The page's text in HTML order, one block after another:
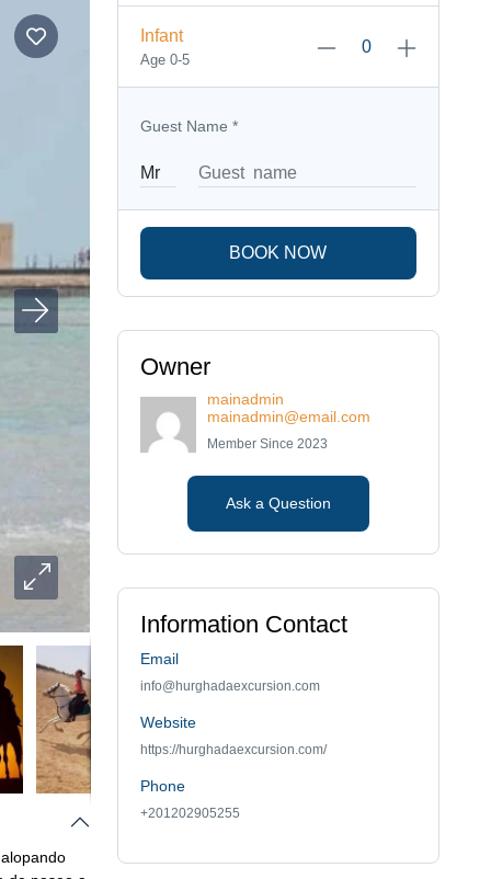
Infant
Age 0-5
Guest Name *
BOOK NOW
Owner
mainadmin
mainadmin@email.com
Member Since 2023
Ask a Question
Information Contact
Email
info@hurghadaexcursion.com
Website
https://hurghadaexcursion.com/
Phone
+201202905255